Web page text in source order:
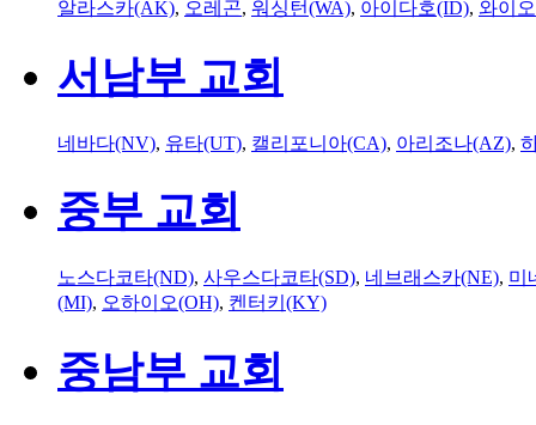
알라스카(AK), 오레곤, 워싱턴(WA), 아이다호(ID), 와이
서남부 교회
네바다(NV), 유타(UT), 캘리포니아(CA), 아리조나(AZ),
중부 교회
노스다코타(ND), 사우스다코타(SD), 네브래스카(NE), 미
(MI), 오하이오(OH), 켄터키(KY)
중남부 교회